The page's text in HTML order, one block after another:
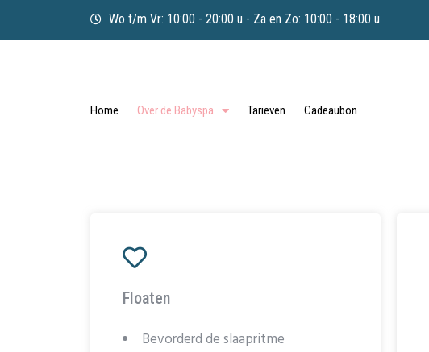
Wo t/m Vr: 10:00 - 20:00 u - Za en Zo: 10:00 - 18:00 u
Home Over de Babyspa Tarieven Cadeaubon
Floaten
Bevorderd de slaapritme